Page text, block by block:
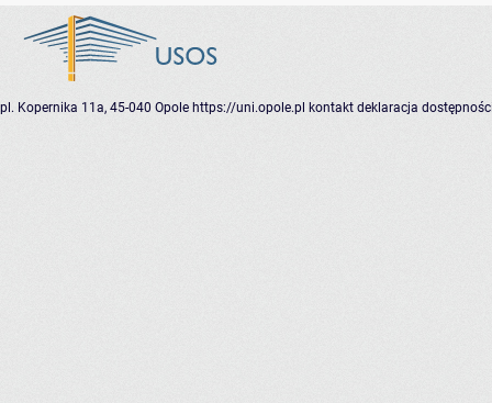
pl. Kopernika 11a, 45-040 Opole https://uni.opole.pl kontakt deklaracja